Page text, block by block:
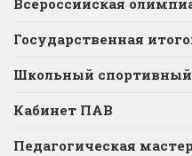
Всероссийская
Государственная
Школьный спортивный
Кабинет ПАВ
Педагогическая